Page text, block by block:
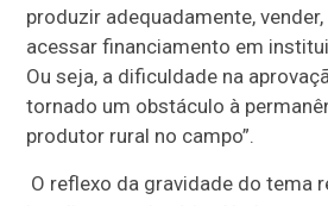
produzir adequadamente,
acessar financiamento em
Ou seja, a dificuldade na
tornado um obstáculo à
produtor rural no campo”.
O reflexo da gravidade do tema